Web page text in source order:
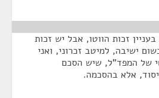
זכות הווטו, אבל יש זכות
ישיבה, למיטב זכרוני, ואני
של המפד"ל, שיש הסכם
יסוד, אלא בהסכמה.